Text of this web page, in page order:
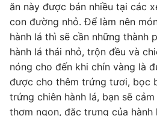
ăn này được bán nhiều tại các
con đường nhỏ. Để làm nên
hành lá thì sẽ cần những thành
hành lá thái nhỏ, trộn đều và
nóng cho đến khi chín vàng là
được cho thêm trứng tươi, bọc
trứng chiên hành lá, bạn sẽ
thơm ngon, đặc trưng của